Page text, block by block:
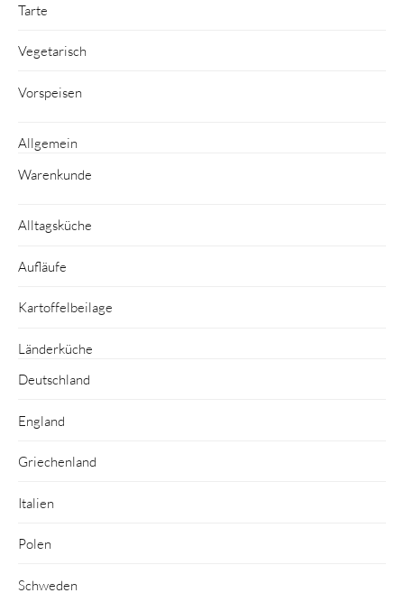
Tarte
Vegetarisch
Vorspeisen
Allgemein
Warenkunde
Alltagsküche
Aufläufe
Kartoffelbeilage
Länderküche
Deutschland
England
Griechenland
Italien
Polen
Schweden